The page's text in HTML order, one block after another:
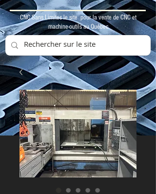
CNC Sans Limites le site pour la vente de CNC et
machine-outils au Québec